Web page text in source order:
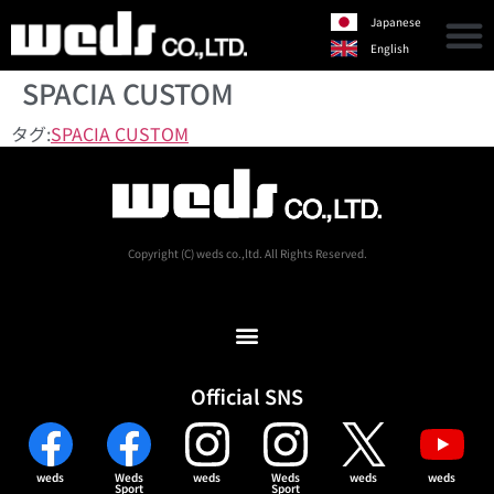
Japanese
English
SPACIA CUSTOM
タグ:SPACIA CUSTOM
Copyright (C) weds co.,ltd. All Rights Reserved.
Official SNS
weds Weds
Sport
weds Weds
Sport
weds weds